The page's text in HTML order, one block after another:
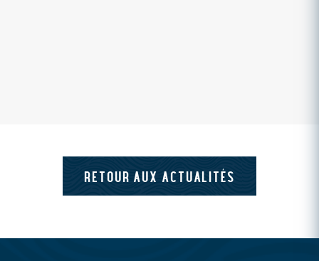
RETOUR AUX ACTUALITÉS